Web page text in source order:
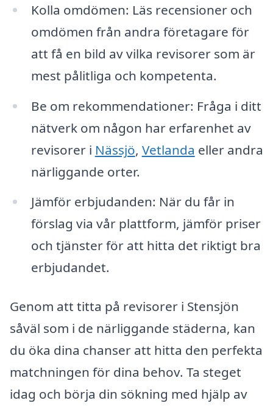
Kolla omdömen: Läs recensioner och
omdömen från andra företagare för
att få en bild av vilka revisorer som är
mest pålitliga och kompetenta.
Be om rekommendationer: Fråga i ditt
nätverk om någon har erfarenhet av
revisorer i Nässjö, Vetlanda eller andra
närliggande orter.
Jämför erbjudanden: När du får in
förslag via vår plattform, jämför priser
och tjänster för att hitta det riktigt bra
erbjudandet.
Genom att titta på revisorer i Stensjön
såväl som i de närliggande städerna, kan
du öka dina chanser att hitta den perfekta
matchningen för dina behov. Ta steget
idag och börja din sökning med hjälp av